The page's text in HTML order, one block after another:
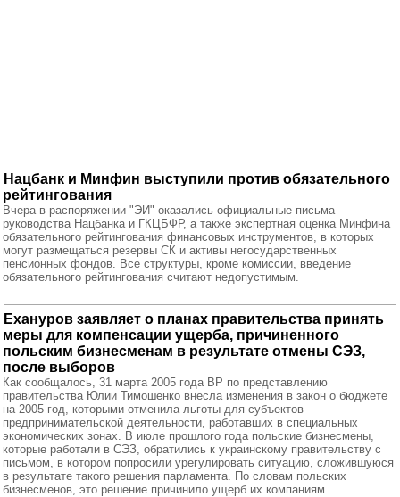
Нацбанк и Минфин выступили против обязательного
рейтингования
Вчера в распоряжении "ЭИ" оказались официальные письма
руководства Нацбанка и ГКЦБФР, а также экспертная оценка Минфина
обязательного рейтингования финансовых инструментов, в которых
могут размещаться резервы СК и активы негосударственных
пенсионных фондов. Все структуры, кроме комиссии, введение
обязательного рейтингования считают недопустимым.
Ехануров заявляет о планах правительства принять
меры для компенсации ущерба, причиненного
польским бизнесменам в результате отмены СЭЗ,
после выборов
Как сообщалось, 31 марта 2005 года ВР по представлению
правительства Юлии Тимошенко внесла изменения в закон о бюджете
на 2005 год, которыми отменила льготы для субъектов
предпринимательской деятельности, работавших в специальных
экономических зонах. В июле прошлого года польские бизнесмены,
которые работали в СЭЗ, обратились к украинскому правительству с
письмом, в котором попросили урегулировать ситуацию, сложившуюся
в результате такого решения парламента. По словам польских
бизнесменов, это решение причинило ущерб их компаниям.